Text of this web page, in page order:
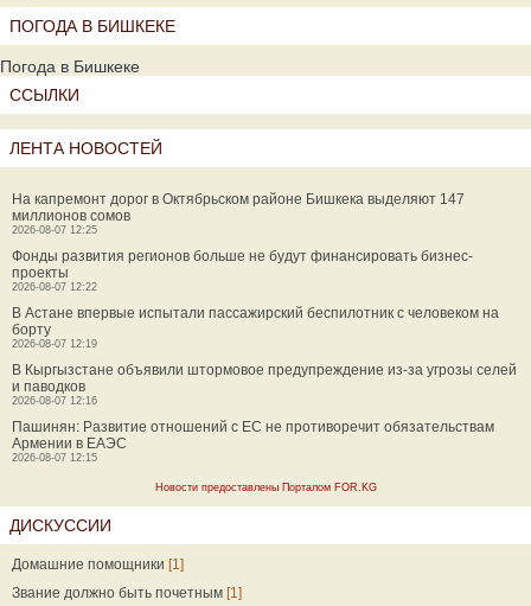
ПОГОДА В БИШКЕКЕ
Погода в Бишкеке
ССЫЛКИ
ЛЕНТА НОВОСТЕЙ
На капремонт дорог в Октябрьском районе Бишкека выделяют 147
миллионов сомов
2026-08-07 12:25
Фонды развития регионов больше не будут финансировать бизнес-
проекты
2026-08-07 12:22
В Астане впервые испытали пассажирский беспилотник с человеком на
борту
2026-08-07 12:19
В Кыргызстане объявили штормовое предупреждение из-за угрозы селей
и паводков
2026-08-07 12:16
Пашинян: Развитие отношений с ЕС не противоречит обязательствам
Армении в ЕАЭС
2026-08-07 12:15
Новости предоставлены Порталом FOR.KG
ДИСКУССИИ
Домашние помощники [1]
Звание должно быть почетным [1]